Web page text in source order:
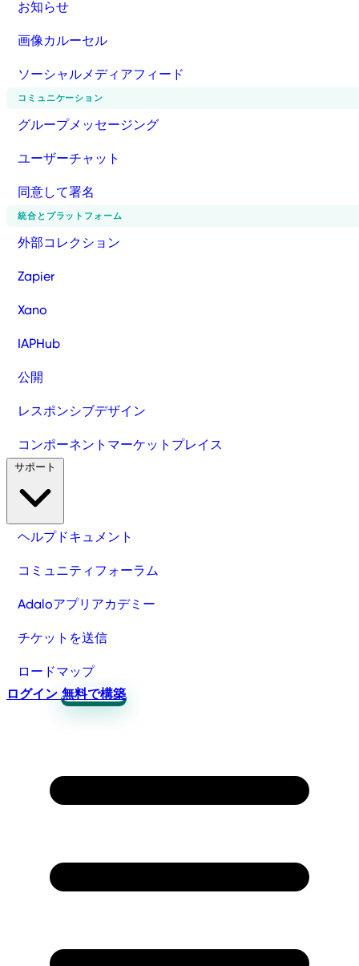
お知らせ
画像カルーセル
ソーシャルメディアフィード
コミュニケーション
グループメッセージング
ユーザーチャット
同意して署名
統合とプラットフォーム
外部コレクション
Zapier
Xano
IAPHub
公開
レスポンシブデザイン
コンポーネントマーケットプレイス
ヘルプドキュメント
コミュニティフォーラム
Adaloアプリアカデミー
チケットを送信
ロードマップ
ログイン 無料で構築